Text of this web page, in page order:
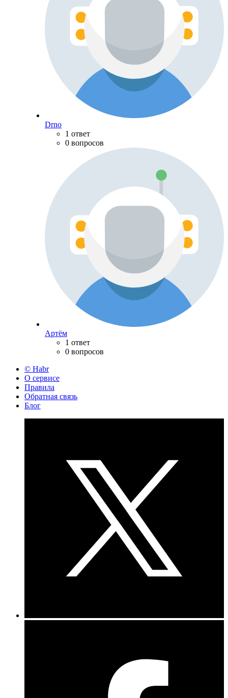
Drno
1 ответ
0 вопросов
Артём
1 ответ
0 вопросов
© Habr
О сервисе
Правила
Обратная связь
Блог